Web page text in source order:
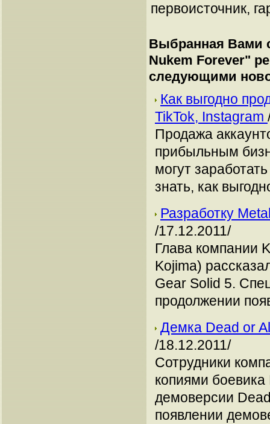
первоисточник,
Выбранная Вами
Nukem Forever"
следующими
Как выгодно
TikTok, Instagram
Продажа
прибыльным
могут
знать, как
Разработку
/17.12.2011/
Глава компании
Kojima)
Gear Solid 5.
продолжении
Демка Dead or
/18.12.2011/
Сотрудники
копиями боевика
демоверсии
появлении